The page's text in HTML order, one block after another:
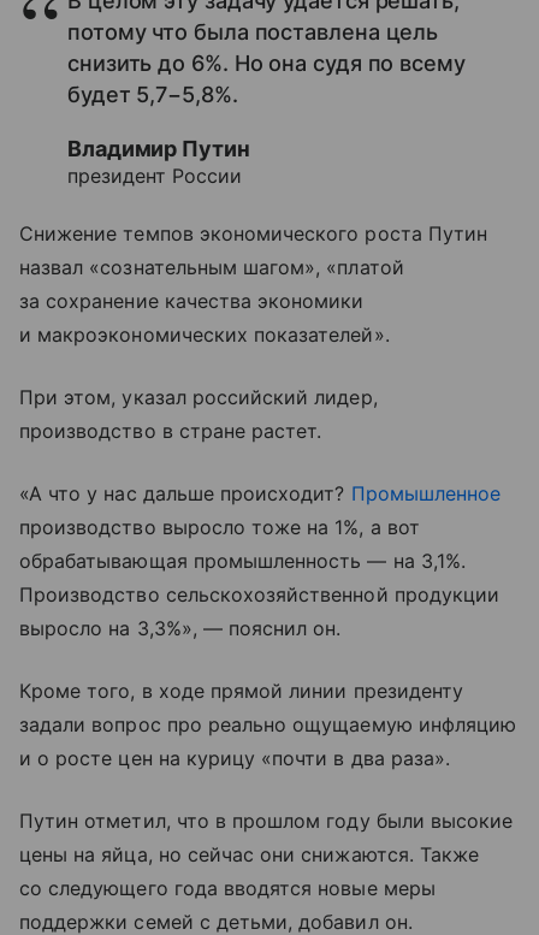
потому что была поставлена цель
снизить до 6%. Но она судя по всему
будет 5,7−5,8%.
Владимир Путин
президент России
Снижение темпов экономического роста Путин
назвал «сознательным шагом», «платой
за сохранение качества экономики
и макроэкономических показателей».
При этом, указал российский лидер,
производство в стране растет.
«А что у нас дальше происходит? Промышленное
производство выросло тоже на 1%, а вот
обрабатывающая промышленность — на 3,1%.
Производство сельскохозяйственной продукции
выросло на 3,3%», — пояснил он.
Кроме того, в ходе прямой линии президенту
задали вопрос про реально ощущаемую инфляцию
и о росте цен на курицу «почти в два раза».
Путин отметил, что в прошлом году были высокие
цены на яйца, но сейчас они снижаются. Также
со следующего года вводятся новые меры
поддержки семей с детьми, добавил он.